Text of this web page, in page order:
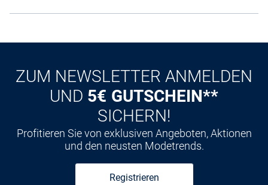
ZUM NEWSLETTER ANMELDEN
UND 5€ GUTSCHEIN**
SICHERN!
Profitieren Sie von exklusiven Angeboten, Aktionen
und den neusten Modetrends.
Registrieren